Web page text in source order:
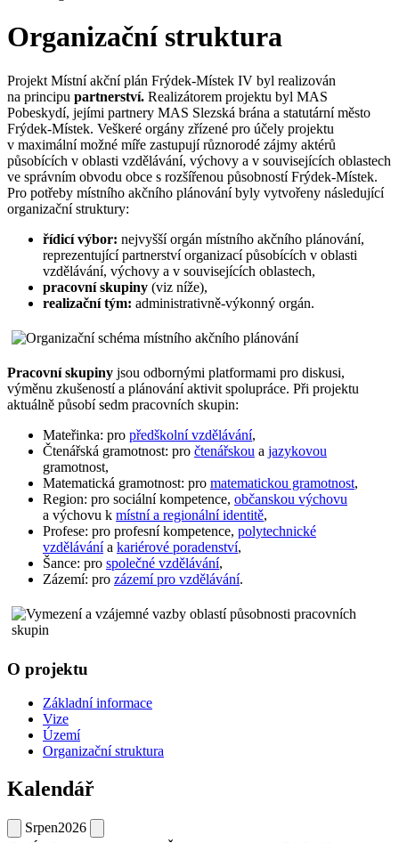
Organizační struktura
Projekt Místní akční plán Frýdek-Místek IV byl realizován
na principu partnerství. Realizátorem projektu byl MAS
Pobeskydí, jejími partnery MAS Slezská brána a statutární město
Frýdek-Místek. Veškeré orgány zřízené pro účely projektu
v maximální možné míře zastupují různorodé zájmy aktérů
působících v oblasti vzdělávání, výchovy a v souvisejících oblastech
ve správním obvodu obce s rozšířenou působností Frýdek-Místek.
Pro potřeby místního akčního plánování byly vytvořeny následující
organizační struktury:
řídicí výbor: nejvyšší orgán místního akčního plánování,
reprezentující partnerství organizací působících v oblasti
vzdělávání, výchovy a v souvisejících oblastech,
pracovní skupiny (viz níže),
realizační tým: administrativně-výkonný orgán.
Pracovní skupiny jsou odbornými platformami pro diskusi,
výměnu zkušeností a plánování aktivit spolupráce. Při projektu
aktuálně působí sedm pracovních skupin:
Mateřinka: pro předškolní vzdělávání,
Čtenářská gramotnost: pro čtenářskou a jazykovou
gramotnost,
Matematická gramotnost: pro matematickou gramotnost,
Region: pro sociální kompetence, občanskou výchovu
a výchovu k místní a regionální identitě,
Profese: pro profesní kompetence, polytechnické
vzdělávánía kariérové poradenství,
Šance: pro společné vzdělávání,
Zázemí: pro zázemí pro vzdělávání.
O projektu
Základní informace
Vize
Území
Organizační struktura
Kalendář
Srpen2026